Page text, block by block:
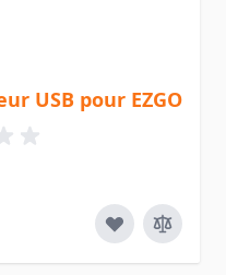
USB pour EZGO